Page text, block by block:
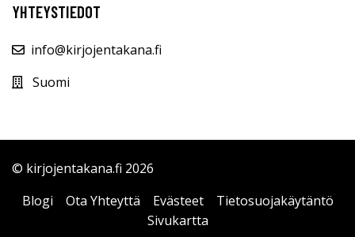
YHTEYSTIEDOT
info@kirjojentakana.fi
Suomi
© kirjojentakana.fi 2026
Blogi
Ota Yhteyttä Evästeet
Tietosuojakäytäntö
Sivukartta